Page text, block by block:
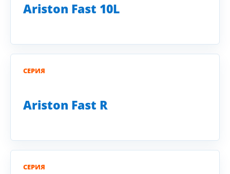
Ariston Fast 10L
СЕРИЯ
Ariston Fast R
СЕРИЯ